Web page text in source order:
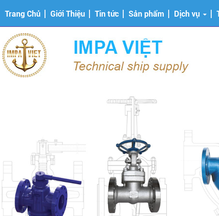
Trang Chủ Giới Thiệu Tin tức Sản phẩm Dịch vụ